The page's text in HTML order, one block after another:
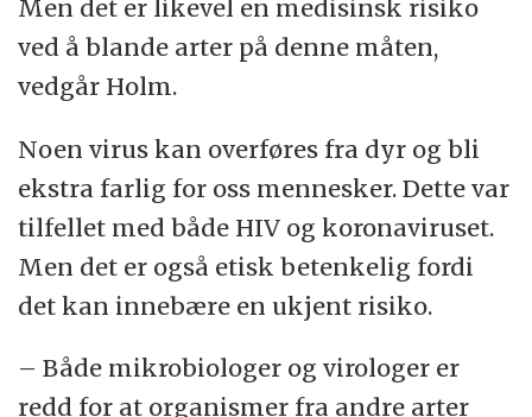
Men det er likevel en medisinsk risiko
ved å blande arter på denne måten,
vedgår Holm.
Noen virus kan overføres fra dyr og bli
ekstra farlig for oss mennesker. Dette var
tilfellet med både HIV og koronaviruset.
Men det er også etisk betenkelig fordi
det kan innebære en ukjent risiko.
– Både mikrobiologer og virologer er
redd for at organismer fra andre arter